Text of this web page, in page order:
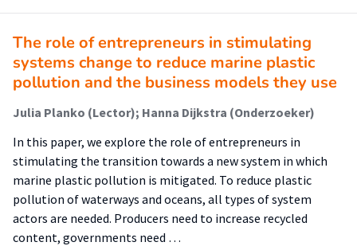
The role of entrepreneurs in stimulating
systems change to reduce marine plastic
pollution and the business models they use
Julia Planko (Lector); Hanna Dijkstra (Onderzoeker)
In this paper, we explore the role of entrepreneurs in
stimulating the transition towards a new system in which
marine plastic pollution is mitigated. To reduce plastic
pollution of waterways and oceans, all types of system
actors are needed. Producers need to increase recycled
content, governments need …